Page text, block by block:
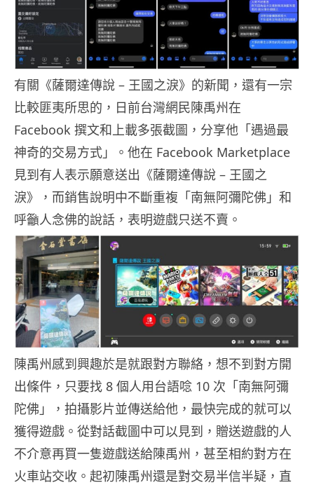
有關《薩爾達傳說 – 王國之淚》的新聞，還有一宗
比較匪夷所思的，日前台灣網民陳禹州在
Facebook 撰文和上載多張截圖，分享他「遇過最
神奇的交易方式」。他在 Facebook Marketplace
見到有人表示願意送出《薩爾達傳說 – 王國之
淚》，而銷售說明中不斷重複「南無阿彌陀佛」和
呼籲人念佛的說話，表明遊戲只送不賣。
陳禹州感到興趣於是就跟對方聯絡，想不到對方開
出條件，只要找 8 個人用台語唸 10 次「南無阿彌
陀佛」，拍攝影片並傳送給他，最快完成的就可以
獲得遊戲。從對話截圖中可以見到，贈送遊戲的人
不介意再買一隻遊戲送給陳禹州，甚至相約對方在
火車站交收。起初陳禹州還是對交易半信半疑，直